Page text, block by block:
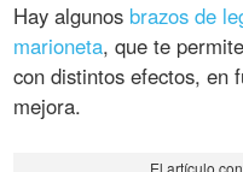
Hay algunos brazos de
marioneta, que te
con distintos efectos, en
mejora.